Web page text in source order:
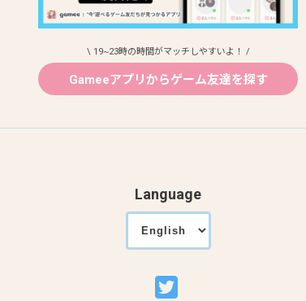
\ 19~23時の時間がマッチしやすいよ！ /
Gameeアプリからゲーム友達を探す
Language